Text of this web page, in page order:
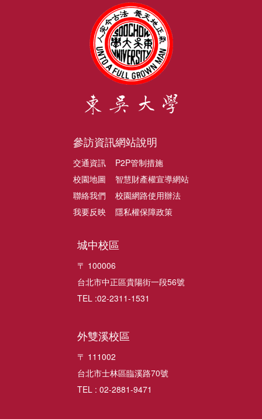
參訪資訊
交通資訊
校園地圖
聯絡我們
我要反映
網站說明
P2P管制措施
智慧財產權宣導網站
校園網路使用辦法
隱私權保障政策
城中校區
〒 100006
台北市中正區貴陽街一段56號
TEL :02-2311-1531
外雙溪校區
〒 111002
台北市士林區臨溪路70號
TEL : 02-2881-9471